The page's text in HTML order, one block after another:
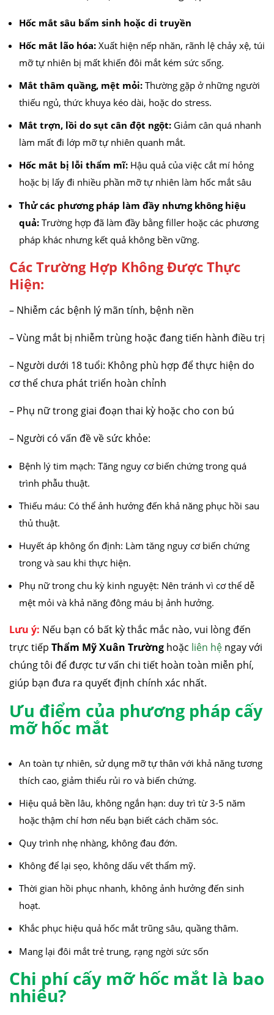
Hốc mắt sâu bẩm sinh hoặc di truyền
Hốc mắt lão hóa: Xuất hiện nếp nhăn, rãnh lệ chảy xệ, túi
mỡ tự nhiên bị mất khiến đôi mắt kém sức sống.
Mắt thâm quầng, mệt mỏi: Thường gặp ở những người
thiếu ngủ, thức khuya kéo dài, hoặc do stress.
Mắt trợn, lồi do sụt cân đột ngột: Giảm cân quá nhanh
làm mất đi lớp mỡ tự nhiên quanh mắt.
Hốc mắt bị lỗi thẩm mĩ: Hậu quả của việc cắt mí hỏng
hoặc bị lấy đi nhiều phần mỡ tự nhiên làm hốc mắt sâu
Thử các phương pháp làm đầy nhưng không hiệu
quả: Trường hợp đã làm đầy bằng filler hoặc các phương
pháp khác nhưng kết quả không bền vững.
Các Trường Hợp Không Được Thực
Hiện:
– Nhiễm các bệnh lý mãn tính, bệnh nền
– Vùng mắt bị nhiễm trùng hoặc đang tiến hành điều trị
– Người dưới 18 tuổi: Không phù hợp để thực hiện do
cơ thể chưa phát triển hoàn chỉnh
– Phụ nữ trong giai đoạn thai kỳ hoặc cho con bú
– Người có vấn đề về sức khỏe:
Bệnh lý tim mạch: Tăng nguy cơ biến chứng trong quá
trình phẫu thuật.
Thiếu máu: Có thể ảnh hưởng đến khả năng phục hồi sau
thủ thuật.
Huyết áp không ổn định: Làm tăng nguy cơ biến chứng
trong và sau khi thực hiện.
Phụ nữ trong chu kỳ kinh nguyệt: Nên tránh vì cơ thể dễ
mệt mỏi và khả năng đông máu bị ảnh hưởng.
Lưu ý: Nếu bạn có bất kỳ thắc mắc nào, vui lòng đến
trực tiếp Thẩm Mỹ Xuân Trường hoặc liên hệ ngay với
chúng tôi để được tư vấn chi tiết hoàn toàn miễn phí,
giúp bạn đưa ra quyết định chính xác nhất.
Ưu điểm của phương pháp cấy
mỡ hốc mắt
An toàn tự nhiên, sử dụng mỡ tự thân với khả năng tương
thích cao, giảm thiểu rủi ro và biến chứng.
Hiệu quả bền lâu, không ngắn hạn: duy trì từ 3-5 năm
hoặc thậm chí hơn nếu bạn biết cách chăm sóc.
Quy trình nhẹ nhàng, không đau đớn.
Không để lại sẹo, không dấu vết thẩm mỹ.
Thời gian hồi phục nhanh, không ảnh hưởng đến sinh
hoạt.
Khắc phục hiệu quả hốc mắt trũng sâu, quầng thâm.
Mang lại đôi mắt trẻ trung, rạng ngời sức sốn
Chi phí cấy mỡ hốc mắt là bao
nhiêu?